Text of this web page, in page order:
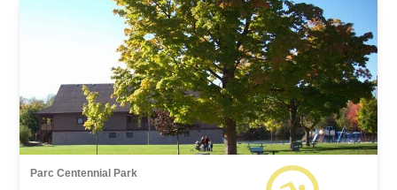
Parc Centennial Park